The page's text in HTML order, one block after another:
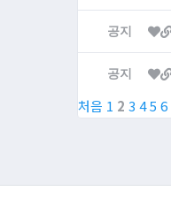
공지
공지
처음 1 2 3 45 6